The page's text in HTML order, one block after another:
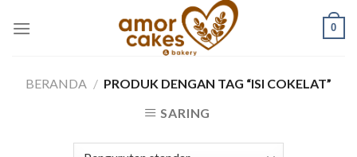
0
BERANDA / PRODUK DENGAN TAG “ISI COKELAT”
SARING